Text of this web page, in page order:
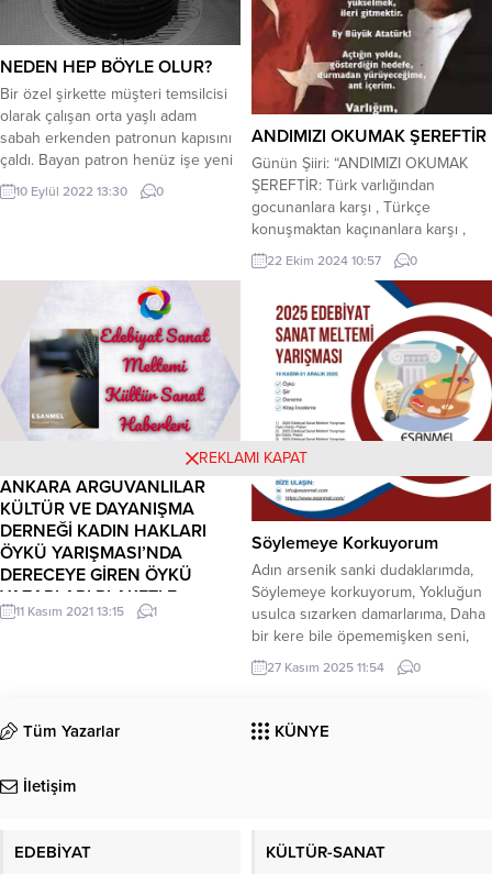
Yayımlanmamış+Ödül almamış bir
öykü ile (Word+PDF) Türkçe olarak
12 Punto Times New Roman Yazı
Karakteri 1.5 Satır...
NEDEN HEP BÖYLE OLUR?
Bir özel şirkette müşteri temsilcisi
olarak çalışan orta yaşlı adam
sabah erkenden patronun kapısını
çaldı. Bayan patron henüz işe yeni
gelmiş, masasını düzeltiyordu. “Ne
istiyorsun?” der gibi şöyle
Hanımefendi “Olur!” demedi. Ama
“Olmaz!” da demedi. Hazır kendisini
bulmuşken,...
10 Eylül 2022 13:30 0
ANDIMIZI OKUMAK ŞEREFTİR
Günün Şiiri: “ANDIMIZI OKUMAK
ŞEREFTİR: Türk varlığından
gocunanlara karşı , Türkçe
konuşmaktan kaçınanlara karşı ,
Türk isminden rahatsız olanlara
karşı , Türke kin besleyenlere karşı
, Türke saygısı olmayanlara karşı ,
Türke kalleşçe saldıranlara karşı ,
Her sabah ANDIMIZI OKUMAK
ŞEREFTİR!…. *** Anadolu Türk
kanıyla vatanlaştı, Türke düşman
kesilenler yoğunlaştı,...
22 Ekim 2024 10:57 0
ANKARA ARGUVANLILAR
KÜLTÜR VE DAYANIŞMA
DERNEĞİ KADIN HAKLARI
ÖYKÜ YARIŞMASI’NDA
DERECEYE GİREN ÖYKÜ
YAZARLARI PLAKETLE
ÖDÜLLENDİRİLECEK VE
ANKARA ARGUVANLILAR KÜLTÜR
HAKLARI ÖYKÜ YARIŞMASI’NDA
DERECEYE GİREN ÖYKÜ
ÖDÜLLENDİRİLECEK VE ÖYKÜLERİ
11 Kasım 2021 13:15 1
Söylemeye Korkuyorum
Adın arsenik sanki dudaklarımda,
Söylemeye korkuyorum, Yokluğun
usulca sızarken damarlarıma, Daha
bir kere bile öpememişken seni,
Gitmek istemiyorum, Ölmek
istemiyorum… Sabahattin ŞENGÜL
27 Kasım 2025 11:54 0
Tüm Yazarlar KÜNYE
İletişim
EDEBİYAT KÜLTÜR-SANAT
REKLAMI KAPAT